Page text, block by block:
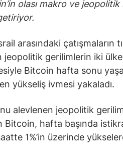
olası makro ve jeopolitik
arasındaki çatışmaların
jeopolitik gerilimlerin iki
Bitcoin hafta sonu
yükseliş ivmesi yakaladı.
alevlenen jeopolitik
Bitcoin, hafta başında
1%’in üzerinde